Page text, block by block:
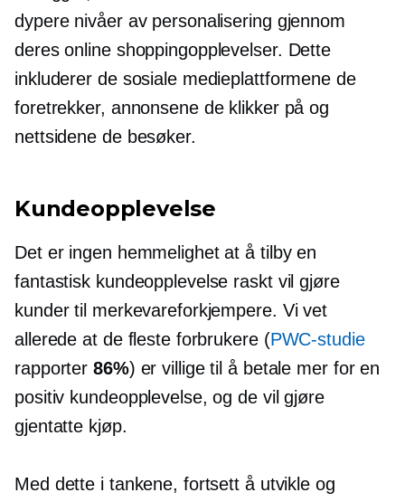
dypere nivåer av personalisering gjennom
deres online shoppingopplevelser. Dette
inkluderer de sosiale medieplattformene de
foretrekker, annonsene de klikker på og
nettsidene de besøker.
Kundeopplevelse
Det er ingen hemmelighet at å tilby en
fantastisk kundeopplevelse raskt vil gjøre
kunder til merkevareforkjempere. Vi vet
allerede at de fleste forbrukere (PWC-studie
rapporter86%) er villige til å betale mer for en
positiv kundeopplevelse, og de vil gjøre
gjentatte kjøp.
Med dette i tankene, fortsett å utvikle og